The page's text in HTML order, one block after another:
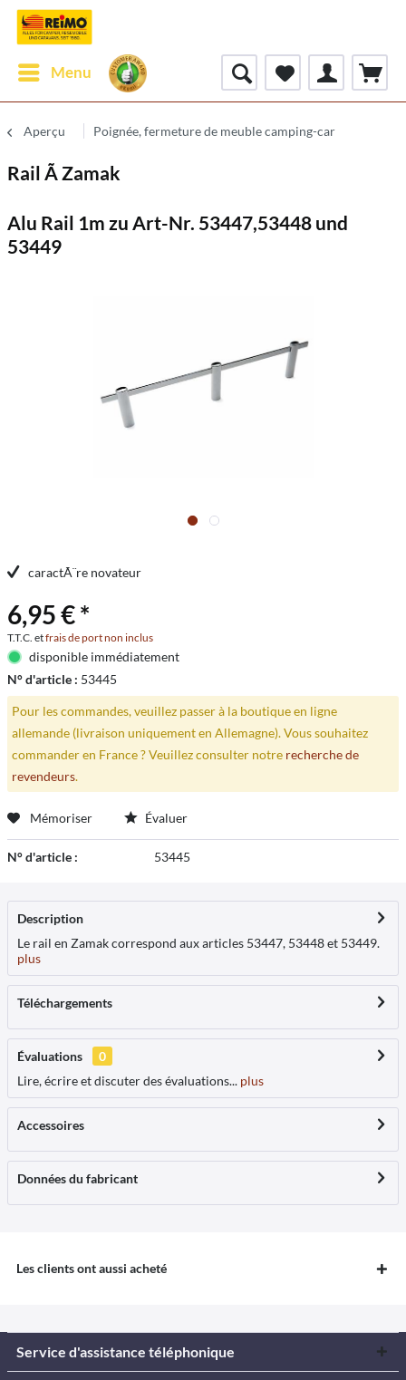
Menu
Aperçu Poignée, fermeture de meuble camping-car
Rail Ã Zamak
Alu Rail 1m zu Art-Nr. 53447,53448 und
53449
caractÃ¨re novateur
6,95 € *
T.T.C. etfrais de port non inclus
disponible immédiatement
N° d'article : 53445
Pour les commandes, veuillez passer à la boutique en ligne
allemande (livraison uniquement en Allemagne). Vous souhaitez
commander en France ? Veuillez consulter notre recherche de
revendeurs.
Mémoriser Évaluer
N° d'article : 53445
Description
Le rail en Zamak correspond aux articles 53447, 53448 et 53449.
plus
Téléchargements
Évaluations
0
Lire, écrire et discuter des évaluations... plus
Accessoires
Données du fabricant
Les clients ont aussi acheté
Service d'assistance téléphonique